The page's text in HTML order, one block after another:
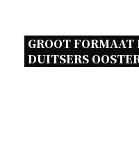
GROOT
DUITSERS